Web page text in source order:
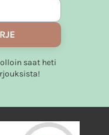
saat heti